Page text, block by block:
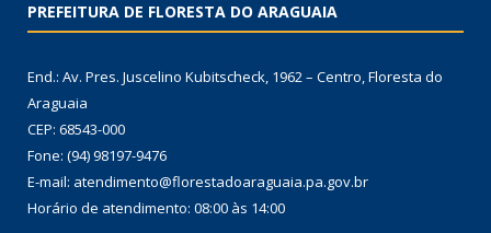
PREFEITURA DE FLORESTA DO ARAGUAIA
End.: Av. Pres. Juscelino Kubitscheck, 1962 – Centro, Floresta do
Araguaia
CEP: 68543-000
Fone: (94) 98197-9476
E-mail: atendimento@florestadoaraguaia.pa.gov.br
Horário de atendimento: 08:00 às 14:00